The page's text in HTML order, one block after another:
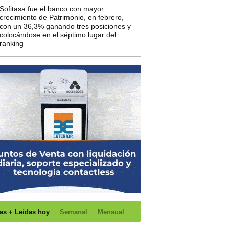
fue el banco con mayor
de Patrimonio, en febrero,
un 36,3% ganando tres posiciones y
en el séptimo lugar del
+ Leídas hoy Semanal Mensual